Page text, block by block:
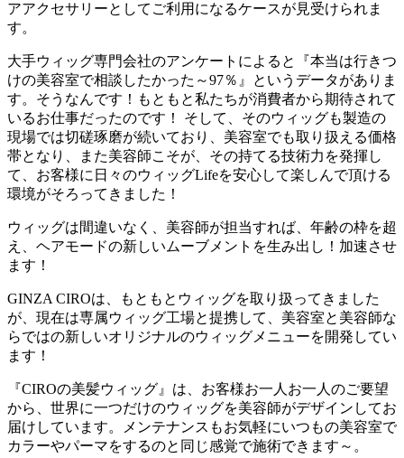
アアクセサリーとしてご利用になるケースが見受けられま
す。
大手ウィッグ専門会社のアンケートによると『本当は行きつ
けの美容室で相談したかった～97％』というデータがありま
す。そうなんです！もともと私たちが消費者から期待されて
いるお仕事だったのです！ そして、そのウィッグも製造の
現場では切磋琢磨が続いており、美容室でも取り扱える価格
帯となり、また美容師こそが、その持てる技術力を発揮し
て、お客様に日々のウィッグLifeを安心して楽しんで頂ける
環境がそろってきました！
ウィッグは間違いなく、美容師が担当すれば、年齢の枠を超
え、ヘアモードの新しいムーブメントを生み出し！加速させ
ます！
GINZA CIROは、もともとウィッグを取り扱ってきました
が、現在は専属ウィッグ工場と提携して、美容室と美容師な
らではの新しいオリジナルのウィッグメニューを開発してい
ます！
『CIROの美髪ウィッグ』は、お客様お一人お一人のご要望
から、世界に一つだけのウィッグを美容師がデザインしてお
届けしています。メンテナンスもお気軽にいつもの美容室で
カラーやパーマをするのと同じ感覚で施術できます～。